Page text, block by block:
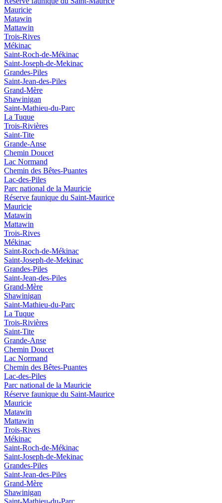
Mauricie
Matawin
Mattawin
Trois-Rives
Mékinac
Saint-Roch-de-Mékinac
Saint-Joseph-de-Mekinac
Grandes-Piles
Saint-Jean-des-Piles
Grand-Mère
Shawinigan
Saint-Mathieu-du-Parc
La Tuque
Trois-Rivières
Saint-Tite
Grande-Anse
Chemin Doucet
Lac Normand
Chemin des Bêtes-Puantes
Lac-des-Piles
Parc national de la Mauricie
Réserve faunique du Saint‑Maurice
Mauricie
Matawin
Mattawin
Trois-Rives
Mékinac
Saint-Roch-de-Mékinac
Saint-Joseph-de-Mekinac
Grandes-Piles
Saint-Jean-des-Piles
Grand-Mère
Shawinigan
Saint-Mathieu-du-Parc
La Tuque
Trois-Rivières
Saint-Tite
Grande-Anse
Chemin Doucet
Lac Normand
Chemin des Bêtes-Puantes
Lac-des-Piles
Parc national de la Mauricie
Réserve faunique du Saint‑Maurice
Mauricie
Matawin
Mattawin
Trois-Rives
Mékinac
Saint-Roch-de-Mékinac
Saint-Joseph-de-Mekinac
Grandes-Piles
Saint-Jean-des-Piles
Grand-Mère
Shawinigan
Saint-Mathieu-du-Parc